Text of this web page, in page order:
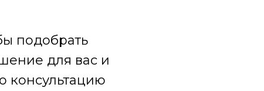
подобрать
для вас и
консультацию